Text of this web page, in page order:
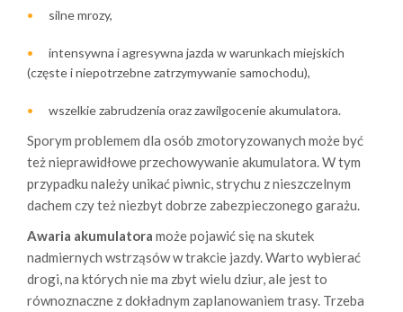
silne mrozy,
intensywna i agresywna jazda w warunkach miejskich
(częste i niepotrzebne zatrzymywanie samochodu),
wszelkie zabrudzenia oraz zawilgocenie akumulatora.
Sporym problemem dla osób zmotoryzowanych może być
też nieprawidłowe przechowywanie akumulatora. W tym
przypadku należy unikać piwnic, strychu z nieszczelnym
dachem czy też niezbyt dobrze zabezpieczonego garażu.
Awaria akumulatora może pojawić się na skutek
nadmiernych wstrząsów w trakcie jazdy. Warto wybierać
drogi, na których nie ma zbyt wielu dziur, ale jest to
równoznaczne z dokładnym zaplanowaniem trasy. Trzeba